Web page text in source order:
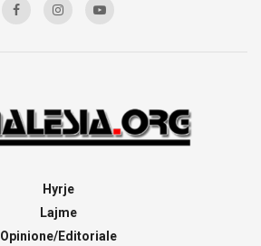
Hyrje
Lajme
Opinione/Editoriale